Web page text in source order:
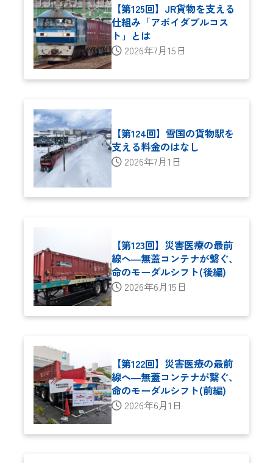
【第125回】JR貨物を支える
仕組み「アボイダブルコス
ト」とは
2026年7月15日
【第124回】雪国の貨物駅を
支える料金のはなし
2026年7月1日
【第123回】災害医療の最前
線へ―無蓋コンテナが繋ぐ、
命のモーダルシフト(後編)
2026年6月15日
【第122回】災害医療の最前
線へ―無蓋コンテナが繋ぐ、
命のモーダルシフト(前編)
2026年6月1日